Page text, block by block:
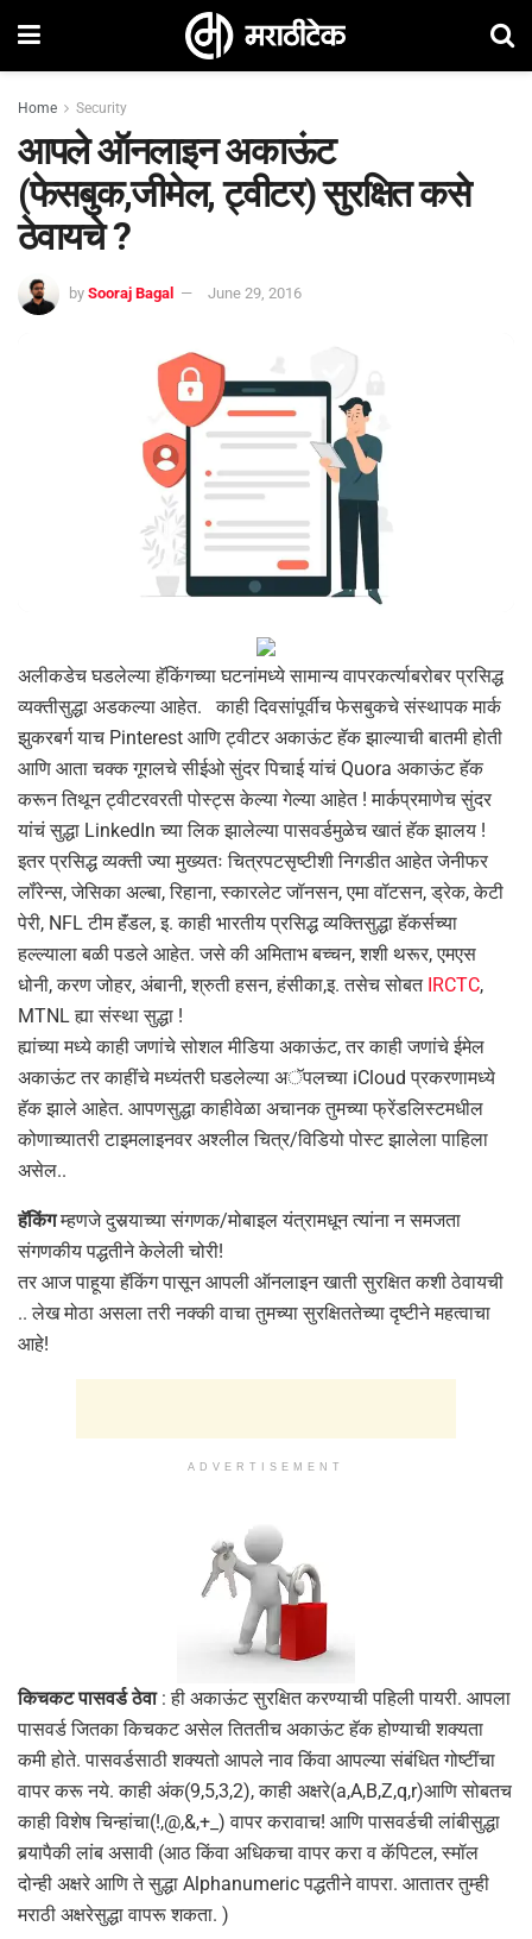
Home Security
आपले ऑनलाइन अकाऊंट
(फेसबुक,जीमेल, ट्वीटर) सुरक्षित कसे
ठेवायचे ?
by Sooraj Bagal June 29, 2016
अलीकडेच घडलेल्या हॅकिंगच्या घटनांमध्ये सामान्य वापरकर्त्याबरोबर प्रसिद्ध
व्यक्तीसुद्धा अडकल्या आहेत. काही दिवसांपूर्वीच फेसबुकचे संस्थापक मार्क
झुकरबर्ग याच Pinterest आणि ट्वीटर अकाऊंट हॅक झाल्याची बातमी होती
आणि आता चक्क गूगलचे सीईओ सुंदर पिचाई यांचं Quora अकाऊंट हॅक
करून तिथून ट्वीटरवरती पोस्ट्स केल्या गेल्या आहेत ! मार्कप्रमाणेच सुंदर
यांचं सुद्धा LinkedIn च्या लिक झालेल्या पासवर्डमुळेच खातं हॅक झालय !
इतर प्रसिद्ध व्यक्ती ज्या मुख्यतः चित्रपटसृष्टीशी निगडीत आहेत जेनीफर
लॉंरेन्स, जेसिका अल्बा, रिहाना, स्कारलेट जॉनसन, एमा वॉटसन, ड्रेक, केटी
पेरी, NFL टीम हॅंडल, इ. काही भारतीय प्रसिद्ध व्यक्तिसुद्धा हॅकर्सच्या
हल्ल्याला बळी पडले आहेत. जसे की अमिताभ बच्चन, शशी थरूर, एमएस
धोनी, करण जोहर, अंबानी, श्रुती हसन, हंसीका,इ. तसेच सोबत IRCTC,
MTNL ह्या संस्था सुद्धा !
ह्यांच्या मध्ये काही जणांचे सोशल मीडिया अकाऊंट, तर काही जणांचे ईमेल
अकाऊंट तर काहींचे मध्यंतरी घडलेल्या अॅपलच्या iCloud प्रकरणामध्ये
हॅक झाले आहेत. आपणसुद्धा काहीवेळा अचानक तुमच्या फ्रेंडलिस्टमधील
कोणाच्यातरी टाइमलाइनवर अश्लील चित्र/विडियो पोस्ट झालेला पाहिला
असेल..
हॅकिंगम्हणजे दुसर्‍याच्या संगणक/मोबाइल यंत्रामधून त्यांना न समजता
संगणकीय पद्धतीने केलेली चोरी!
तर आज पाहूया हॅकिंग पासून आपली ऑनलाइन खाती सुरक्षित कशी ठेवायची
.. लेख मोठा असला तरी नक्की वाचा तुमच्या सुरक्षिततेच्या दृष्टीने महत्वाचा
आहे!
ADVERTISEMENT
किचकट पासवर्ड ठेवा: ही अकाऊंट सुरक्षित करण्याची पहिली पायरी. आपला
पासवर्ड जितका किचकट असेल तिततीच अकाऊंट हॅक होण्याची शक्यता
कमी होते. पासवर्डसाठी शक्यतो आपले नाव किंवा आपल्या संबंधित गोष्टींचा
वापर करू नये. काही अंक(9,5,3,2), काही अक्षरे(a,A,B,Z,q,r)आणि सोबतच
काही विशेष चिन्हांचा(!,@,&,+_) वापर करावाच! आणि पासवर्डची लांबीसुद्धा
बर्‍यापैकी लांब असावी (आठ किंवा अधिकचा वापर करा व कॅपिटल, स्मॉल
दोन्ही अक्षरे आणि ते सुद्धा Alphanumeric पद्धतीने वापरा. आतातर तुम्ही
मराठी अक्षरेसुद्धा वापरू शकता. )